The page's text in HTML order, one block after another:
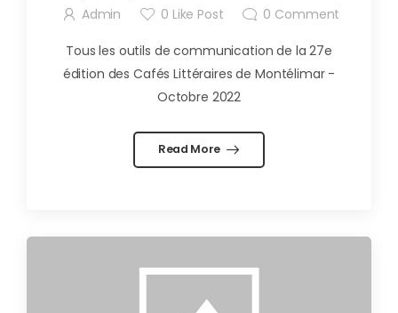
Admin 0 Like Post 0 Comment
Tous les outils de communication de la 27e
édition des Cafés Littéraires de Montélimar -
Octobre 2022
Read More